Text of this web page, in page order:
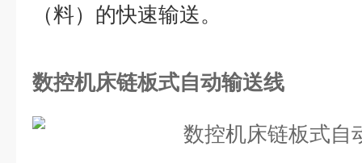
（料）的快速输送。
数控机床链板式自动输送线